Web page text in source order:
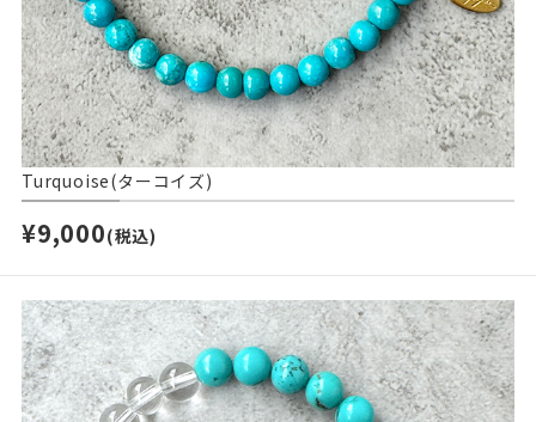
Turquoise(ターコイズ)
¥9,000(税込)